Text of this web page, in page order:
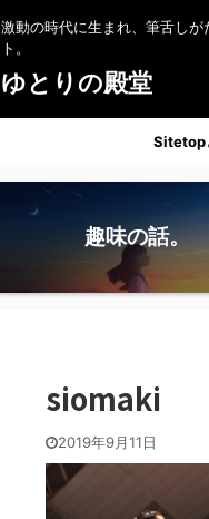
激動の時代に生まれ、筆舌し
ト。
ゆとりの殿堂
Sitetop
趣味の話。
siomaki
2019年9月11日